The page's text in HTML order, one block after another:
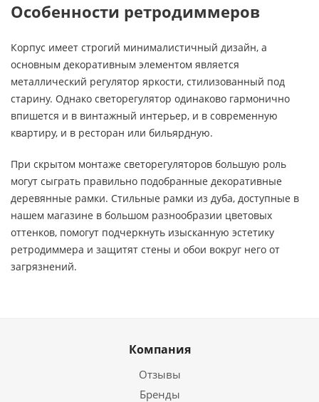
Особенности ретродиммеров
Корпус имеет строгий минималистичный дизайн, а
основным декоративным элементом является
металлический регулятор яркости, стилизованный под
старину. Однако светорегулятор одинаково гармонично
впишется и в винтажный интерьер, и в современную
квартиру, и в ресторан или бильярдную.
При скрытом монтаже светорегуляторов большую роль
могут сыграть правильно подобранные декоративные
деревянные рамки. Стильные рамки из дуба, доступные в
нашем магазине в большом разнообразии цветовых
оттенков, помогут подчеркнуть изысканную эстетику
ретродиммера и защитят стены и обои вокруг него от
загрязнений.
Компания
Отзывы
Бренды